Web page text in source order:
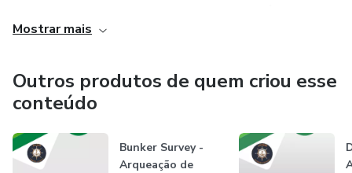
Rio de Janeiro sob comando direto do Diretor e que
Mostrar mais
Outros produtos de quem criou esse
conteúdo
Bunker Survey -
Arqueação de